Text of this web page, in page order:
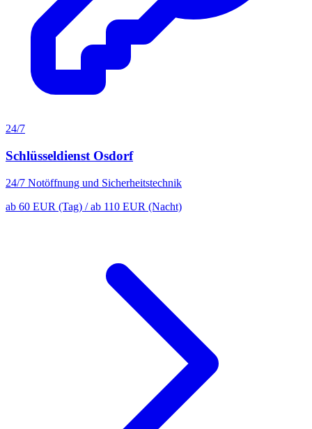
24/7
Schlüsseldienst Osdorf
24/7 Notöffnung und Sicherheitstechnik
ab 60 EUR (Tag) / ab 110 EUR (Nacht)